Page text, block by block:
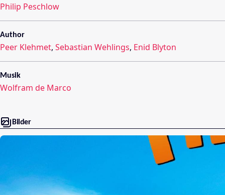
Philip Peschlow
Author
Peer Klehmet, Sebastian Wehlings, Enid Blyton
Musik
Wolfram de Marco
Bilder